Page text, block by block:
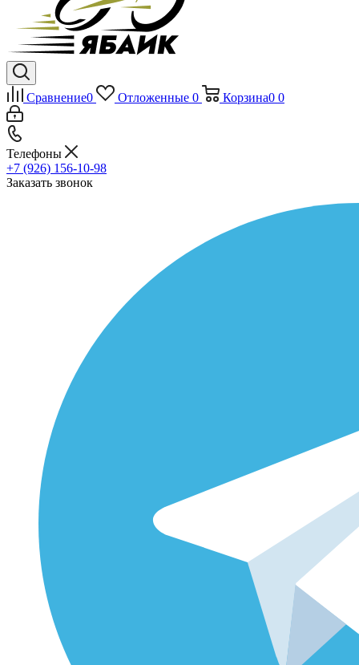
Сравнение0 Отложенные 0 Корзина0 0
Телефоны
+7 (926) 156-10-98
Заказать звонок